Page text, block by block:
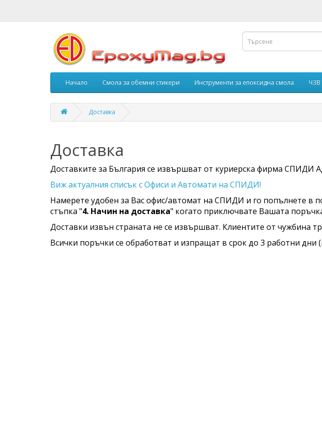
Начало Смола за обемни стикери Инструменти за епоксидна смола ЧЗВ
Доставка
Доставка
Доставките за България се извършват от куриерска фирма СПИДИ
Виж актуалния списък с Офиси и Автомати на СПИДИ!
Намерете удобен за Вас офис/автомат на СПИДИ и го попълнете в
стъпка "4. Начин на доставка" когато приключвате Вашата
Доставки извън страната не се извършват. Клиентите от чужбина
Всички поръчки се обработват и изпращат в срок до 3 работни дни